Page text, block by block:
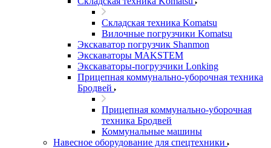
Складская техника Komatsu
Вилочные погрузчики Komatsu
Экскаватор погрузчик Shanmon
Экскаваторы MAKSTEM
Экскаваторы-погрузчики Lonking
Прицепная коммунально-уборочная техника
Бродвей
Прицепная коммунально-уборочная
техника Бродвей
Коммунальные машины
Навесное оборудование для спецтехники